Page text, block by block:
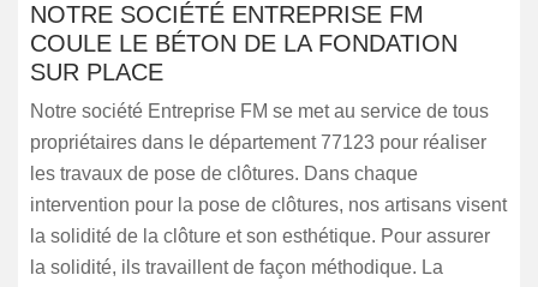
NOTRE SOCIÉTÉ ENTREPRISE FM
COULE LE BÉTON DE LA FONDATION
SUR PLACE
Notre société Entreprise FM se met au service de tous
propriétaires dans le département 77123 pour réaliser
les travaux de pose de clôtures. Dans chaque
intervention pour la pose de clôtures, nos artisans visent
la solidité de la clôture et son esthétique. Pour assurer
la solidité, ils travaillent de façon méthodique. La